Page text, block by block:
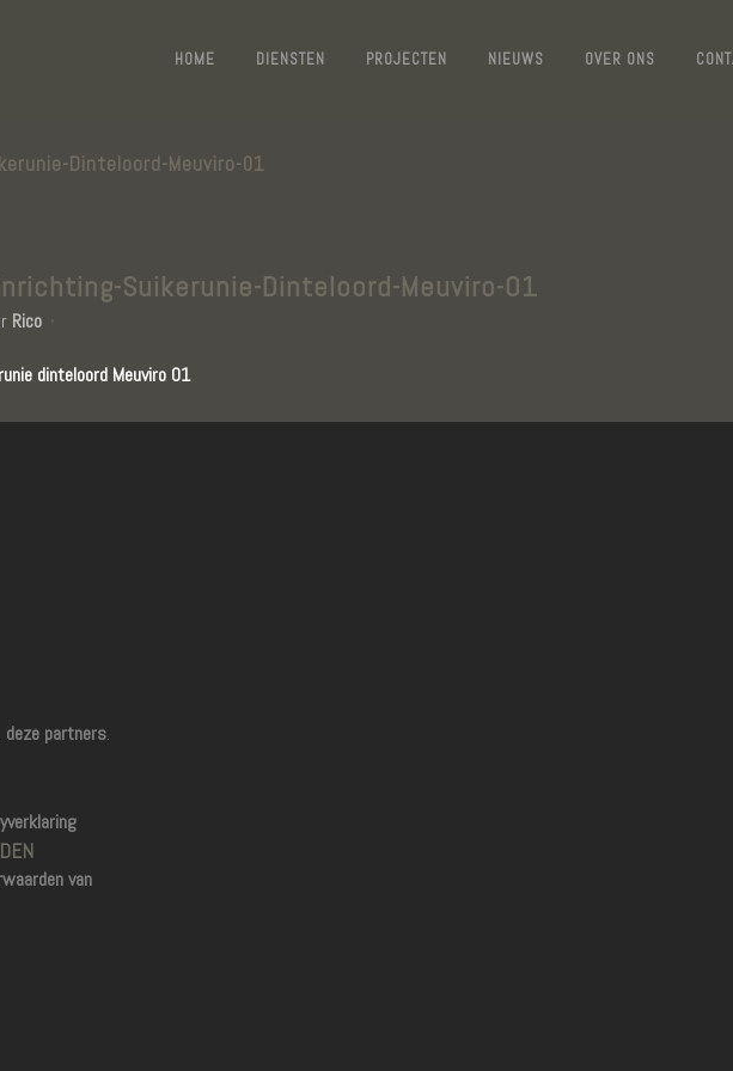
HOME DIENSTEN PROJECTEN NIEUWS OVER ONS
Dinteloord-Meuviro-01
Suikerunie-Dinteloord-Meuviro-01
Rico
deze partners.
van